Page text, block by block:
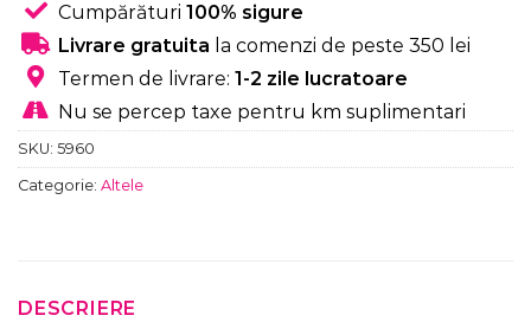
Cumpărături 100% sigure
Livrare gratuita la comenzi de peste 350 lei
Termen de livrare: 1-2 zile lucratoare
Nu se percep taxe pentru km suplimentari
SKU: 5960
Categorie: Altele
DESCRIERE